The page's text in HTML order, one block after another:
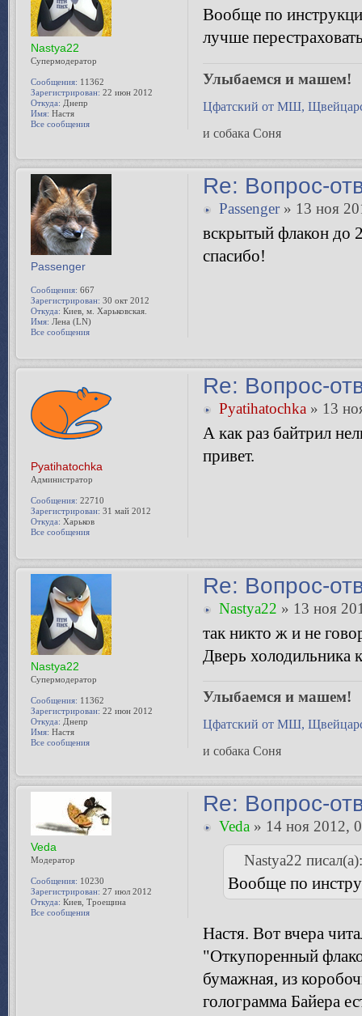
Вообще по
лучше
Улыбаемся и машем!
Цфатский от МШ,
и собака Соня
Nastya22
Супермодератор
Сообщения: 11362
Зарегистрирован: 22 июн 2012
Откуда: Днепр
Имя: Настя
Все сообщения
Re: Вопрос-
Passenger» 13 ноя
вскрытый флакон до
спасибо!
Passenger
Сообщения: 667
Зарегистрирован: 30 окт 2012
Откуда: Киев, м. Харьковская.
Имя: Лена (LN)
Все сообщения
Re: Вопрос-
Pyatihatochka » 13
А как раз байтрил
привет.
Pyatihatochka
Администратор
Сообщения: 22710
Зарегистрирован: 31 май 2012
Откуда: Харьков
Все сообщения
Re: Вопрос-
Nastya22 » 13 ноя
так никто ж и не
Дверь холодильника
Улыбаемся и машем!
Цфатский от МШ,
и собака Соня
Nastya22
Супермодератор
Сообщения: 11362
Зарегистрирован: 22 июн 2012
Откуда: Днепр
Имя: Настя
Все сообщения
Re: Вопрос-
Veda» 14 ноя 2012,
Nastya22 писал(а):
Вообще по
Настя. Вот вчера
"Откупоренный
бумажная, из
голограмма Байера
Veda
Модератор
Сообщения: 10230
Зарегистрирован: 27 июл 2012
Откуда: Киев, Троещина
Все сообщения